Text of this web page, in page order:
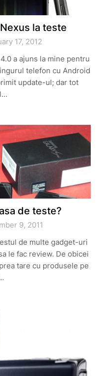
la teste
17, 2012
a ajuns la mine pentru
telefon cu Android
update-ul; dar tot
de teste?
9, 2011
de multe gadget-uri
le fac review. De obicei
tare cu produsele pe